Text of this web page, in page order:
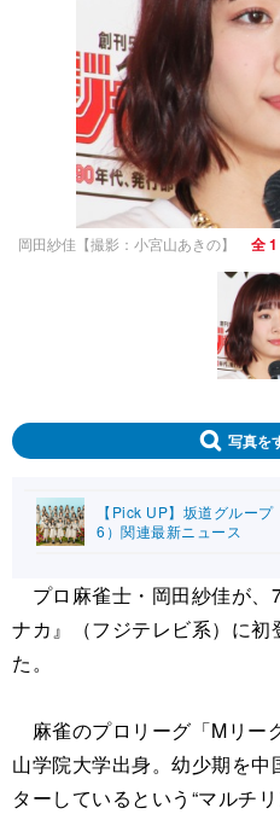
岡田紗佳【撮影：小宮山あきの】 全
写真を
【Pick UP】坂道グルー
6）関連最新ニュース
プロ麻雀士・岡田紗佳が、
ナカ』（フジテレビ系）に初
た。
麻雀のプロリーグ「Mリー
山学院大学出身。幼少期を
ターしているという“マルチ